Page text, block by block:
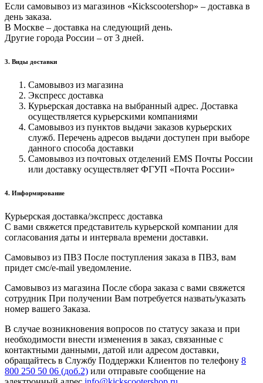
Если самовывоз из магазинов «Кickscootershop» – доставка в
день заказа.
В Москве – доставка на следующий день.
Другие города России – от 3 дней.
3. Виды доставки
Самовывоз из магазина
Экспресс доставка
Курьерская доставка на выбранный адрес. Доставка
осуществляется курьерскими компаниями
Самовывоз из пунктов выдачи заказов курьерских
служб. Перечень адресов выдачи доступен при выборе
данного способа доставки
Самовывоз из почтовых отделений EMS Почты России
или доставку осуществляет ФГУП «Почта России»
4. Информирование
Курьерская доставка/экспресс доставка
С вами свяжется представитель курьерской компании для
согласования даты и интервала времени доставки.
Самовывоз из ПВЗ После поступления заказа в ПВЗ, вам
придет смс/e-mail уведомление.
Самовывоз из магазина После сбора заказа с вами свяжется
сотрудник При получении Вам потребуется назвать/указать
номер вашего Заказа.
В случае возникновения вопросов по статусу заказа и при
необходимости внести изменения в заказ, связанные с
контактными данными, датой или адресом доставки,
обращайтесь в Службу Поддержки Клиентов по телефону 8
800 250 50 06 (доб.2) или отправьте сообщение на